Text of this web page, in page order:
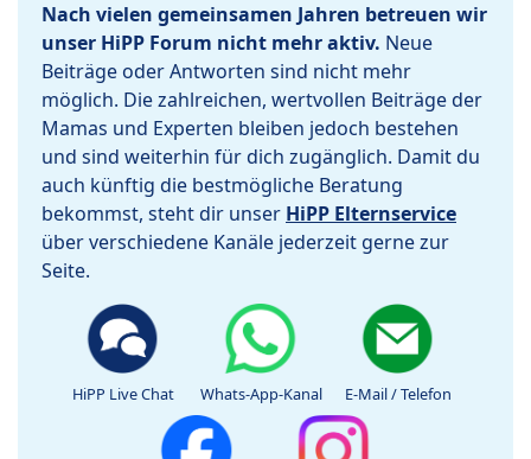
Nach vielen gemeinsamen Jahren betreuen wir
unser HiPP Forum nicht mehr aktiv. Neue
Beiträge oder Antworten sind nicht mehr
möglich. Die zahlreichen, wertvollen Beiträge der
Mamas und Experten bleiben jedoch bestehen
und sind weiterhin für dich zugänglich. Damit du
auch künftig die bestmögliche Beratung
bekommst, steht dir unser HiPP Elternservice
über verschiedene Kanäle jederzeit gerne zur
Seite.
HiPP Live Chat Whats-App-Kanal E-Mail / Telefon